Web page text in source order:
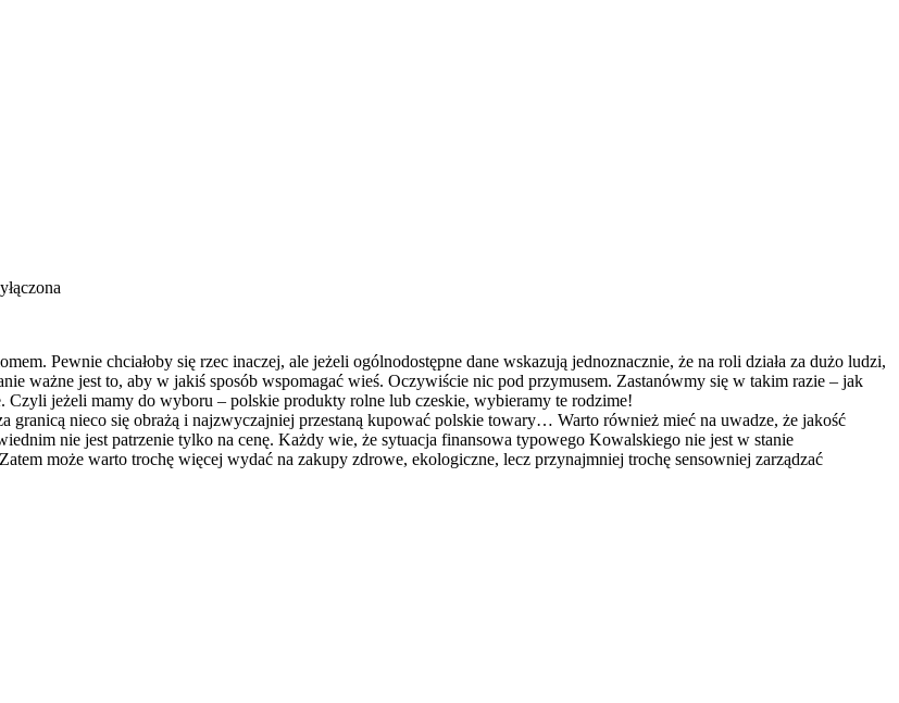
Pewnie chciałoby się rzec inaczej, ale jeżeli ogólnodostępne dane wskazują jednoznacznie, że na roli działa za dużo ludzi,
ważne jest to, aby w jakiś sposób wspomagać wieś. Oczywiście nic pod przymusem. Zastanówmy się w takim razie – jak
Czyli jeżeli mamy do wyboru – polskie produkty rolne lub czeskie, wybieramy te rodzime!
granicą nieco się obrażą i najzwyczajniej przestaną kupować polskie towary… Warto również mieć na uwadze, że jakość
nie jest patrzenie tylko na cenę. Każdy wie, że sytuacja finansowa typowego Kowalskiego nie jest w stanie
może warto trochę więcej wydać na zakupy zdrowe, ekologiczne, lecz przynajmniej trochę sensowniej zarządzać